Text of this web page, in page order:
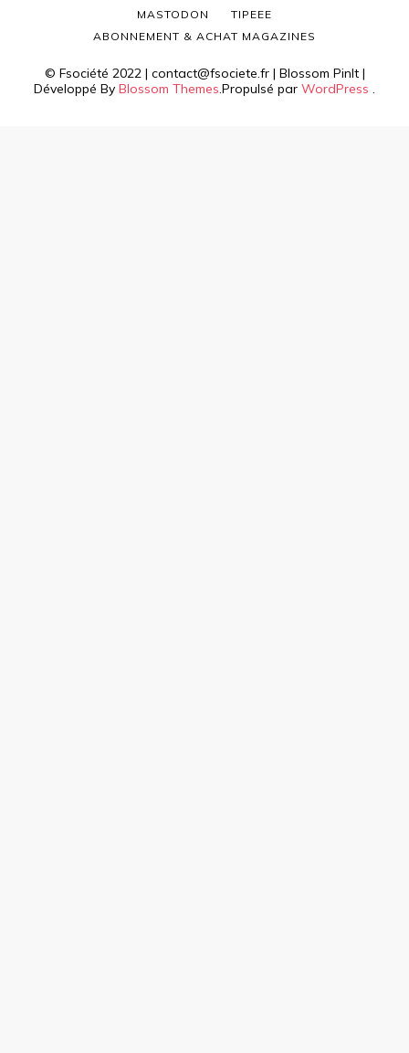
© Fsociété 2022 | contact@fsociete.fr | Blossom PinIt |
Développé By Blossom Themes.Propulsé par WordPress .
MASTODON
TIPEEE
ABONNEMENT & ACHAT MAGAZINES